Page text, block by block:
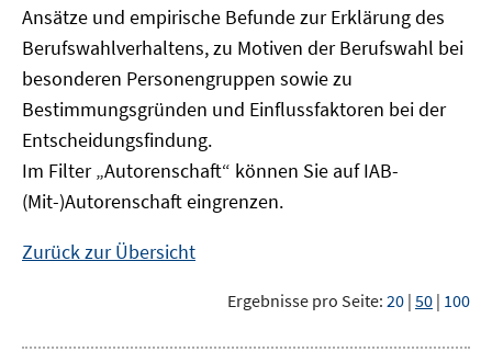
Ansätze und empirische Befunde zur Erklärung des
Berufswahlverhaltens, zu Motiven der Berufswahl bei
besonderen Personengruppen sowie zu
Bestimmungsgründen und Einflussfaktoren bei der
Entscheidungsfindung.
Im Filter „Autorenschaft“ können Sie auf IAB-
(Mit-)Autorenschaft eingrenzen.
Zurück zur Übersicht
Ergebnisse pro Seite: 20 | 50 | 100